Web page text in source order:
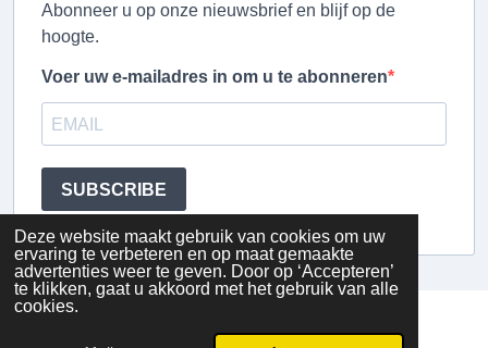
Deze website maakt gebruik van cookies om uw
ervaring te verbeteren en op maat gemaakte
advertenties weer te geven. Door op ‘Accepteren’
te klikken, gaat u akkoord met het gebruik van alle
cookies.
Abonneer u op onze nieuwsbrief en blijf op de
hoogte.
Voer uw e-mailadres in om u te abonneren
SUBSCRIBE
BE0778.944.147
Privacyverklaring | Algemene voorwaarden